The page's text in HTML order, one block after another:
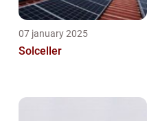
07 january 2025
Solceller